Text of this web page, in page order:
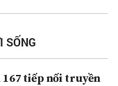
SỐNG
167 tiếp nối truyền